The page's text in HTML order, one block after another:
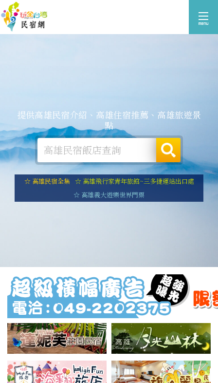
提供高雄民宿介紹、高雄住宿推薦、高雄旅遊景
點
☆ 高雄民宿全集
☆ 高雄飛行家青年旅館~三多捷運站出口處
☆ 高雄義大遊樂世界門票